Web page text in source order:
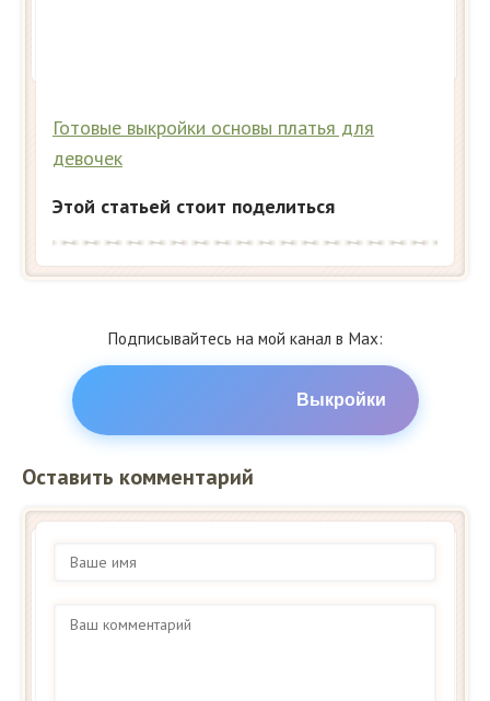
Готовые выкройки основы платья для
девочек
Этой статьей стоит поделиться
Подписывайтесь на мой канал в Max:
Выкройки
Оставить комментарий